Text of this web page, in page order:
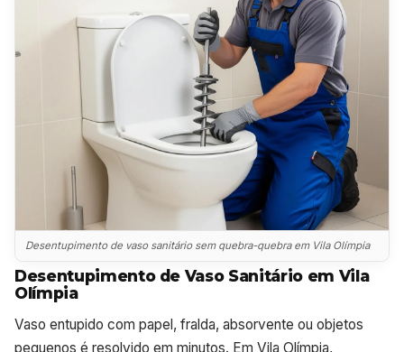
Desentupimento de vaso sanitário sem quebra-quebra em Vila Olímpia
Desentupimento de Vaso Sanitário em Vila
Olímpia
Vaso entupido com papel, fralda, absorvente ou objetos
pequenos é resolvido em minutos. Em Vila Olímpia,